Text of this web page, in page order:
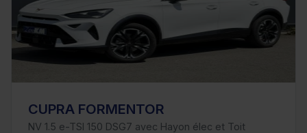
CUPRA FORMENTOR
NV 1.5 e-TSI 150 DSG7 avec Hayon élec et Toit